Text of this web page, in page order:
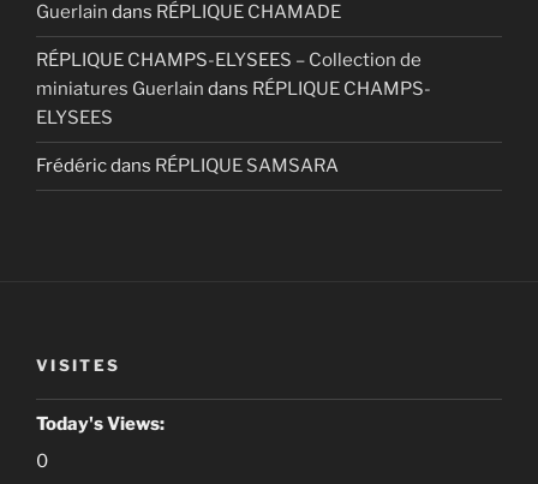
Guerlain dans RÉPLIQUE CHAMADE
RÉPLIQUE CHAMPS-ELYSEES – Collection de
miniatures Guerlain dans RÉPLIQUE CHAMPS-
ELYSEES
Frédéricdans RÉPLIQUE SAMSARA
VISITES
Today's Views:
0